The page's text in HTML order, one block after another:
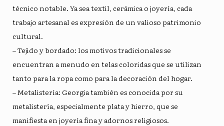
técnico notable. Ya sea textil, cerámica o joyería, cada
trabajo artesanal es expresión de un valioso patrimonio
cultural.
– Tejido y bordado: los motivos tradicionales se
encuentran a menudo en telas coloridas que se utilizan
tanto para la ropa como para la decoración del hogar.
– Metalistería: Georgia también es conocida por su
metalistería, especialmente plata y hierro, que se
manifiesta en joyería fina y adornos religiosos.